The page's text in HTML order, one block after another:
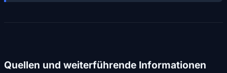
Quellen und weiterführende Informationen